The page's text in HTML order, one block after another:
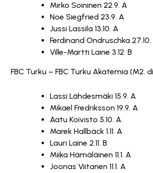
Mirko Soininen 22.9. A
Noe Siegfried 23.9. A
Jussi Lassila 13.10. A
Ferdinand Ondruschka 27.10.
Ville-Martti Laine 3.12. B
FBC Turku – FBC Turku Akatemia (M2.
Lassi Lähdesmäki 15.9. A
Mikael Fredriksson 19.9. A
Aatu Koivisto 5.10. A
Marek Hallbäck 1.11. A
Lauri Laine 2.11. B
Miika Hämäläinen 11.1. A
Joonas Viitanen 11.1. A